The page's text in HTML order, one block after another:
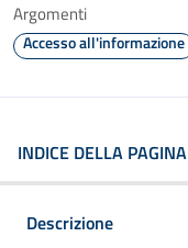
Argomenti
Accesso all'informazione
INDICE DELLA PAGINA
Descrizione